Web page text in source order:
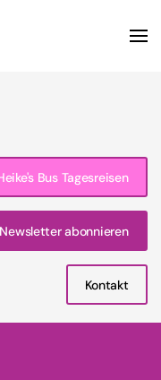
Bus Tagesreisen
abonnieren
Kontakt